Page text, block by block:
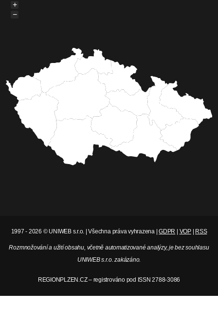
+
−
1997 - 2026 © UNIWEB s.r.o. | Všechna práva vyhrazena |GDPR VOP| RSS
Rozmnožování a užití obsahu, včetně automatizované analýzy, je bez souhlasu
UNIWEB s.r.o. zakázáno.
REGIONPLZEN.CZ – registrováno pod ISSN 2788-3086